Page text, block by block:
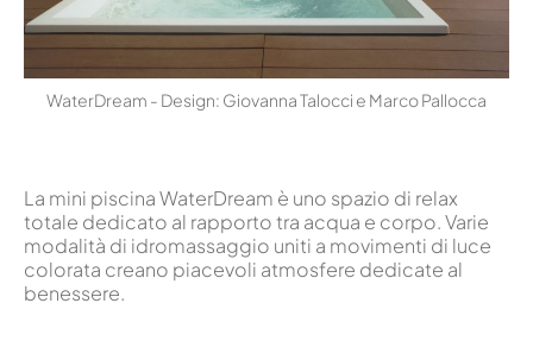
WaterDream - Design: Giovanna Talocci e Marco Pallocca
La mini piscina WaterDream è uno spazio di relax
totale dedicato al rapporto tra acqua e corpo. Varie
modalità di idromassaggio uniti a movimenti di luce
colorata creano piacevoli atmosfere dedicate al
benessere.